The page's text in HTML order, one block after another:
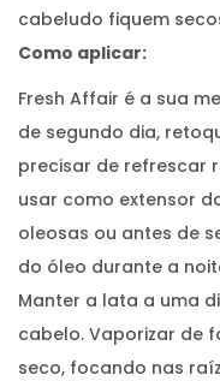
cabeludo fiquem
Como aplicar:
Fresh Affair é a sua
de segundo dia,
precisar de refrescar
usar como extensor
oleosas ou antes de
do óleo durante a
Manter a lata a uma
cabelo. Vaporizar de
seco, focando nas